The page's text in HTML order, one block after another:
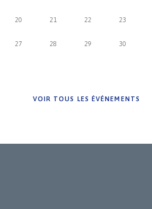
20 21 22 23
27 28 29 30
VOIR TOUS LES ÉVÉNEMENTS